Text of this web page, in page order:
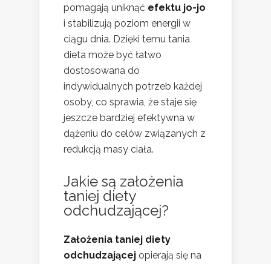
pomagają uniknąć efektu jo-jo
i stabilizują poziom energii w
ciągu dnia. Dzięki temu tania
dieta może być łatwo
dostosowana do
indywidualnych potrzeb każdej
osoby, co sprawia, że staje się
jeszcze bardziej efektywna w
dążeniu do celów związanych z
redukcją masy ciała.
Jakie są założenia
taniej diety
odchudzającej?
Założenia taniej diety
odchudzającej opierają się na